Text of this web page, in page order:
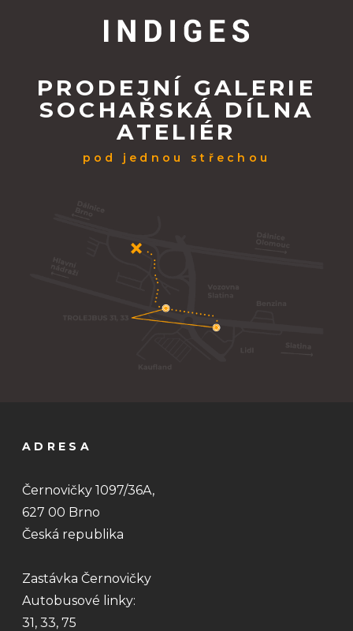
PRODEJNÍ GALERIE
SOCHAŘSKÁ DÍLNA
ATELIÉR
pod jednou střechou
ADRESA
Černovičky 1097/36A,
627 00 Brno
Česká republika
Zastávka Černovičky
Autobusové linky:
31, 33, 75